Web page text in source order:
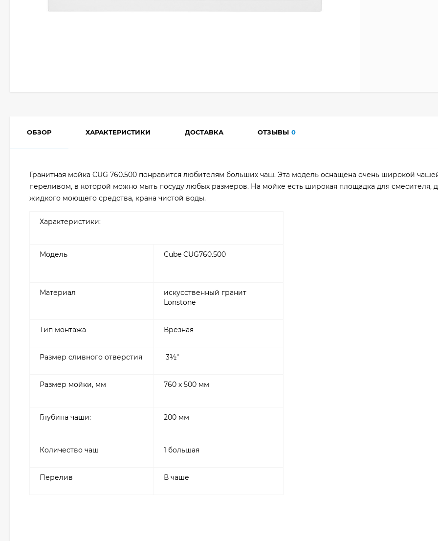
ОБЗОР ХАРАКТЕРИСТИКИ ДОСТАВКА ОТЗЫВЫ 0
Гранитная мойка CUG 760.500 понравится любителям больших чаш. Эта модель оснащена очень широкой
переливом, в которой можно мыть посуду любых размеров. На мойке есть широкая площадка для смесителя,
жидкого моющего средства, крана чистой воды.
Характеристики:
Модель Cube CUG760.500
Материал
искусственный гранит
Lonstone
Тип монтажа Врезная
Размер сливного отверстия 3½″
Размер мойки, мм 760 х 500 мм
Глубина чаши: 200 мм
Количество чаш 1 большая
Перелив В чаше